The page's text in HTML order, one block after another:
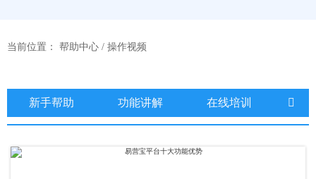
当前位置： 帮助中心 / 操作视频
新手帮助 功能讲解 在线培训 